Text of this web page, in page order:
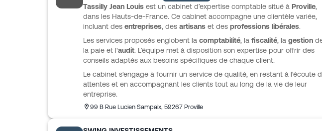
Tassilly Jean Louis est un cabinet d’expertise comptable situé à Proville,
dans les Hauts-de-France. Ce cabinet accompagne une clientèle variée,
incluant des entreprises, des artisans et des professions libérales.
Les services proposés englobent la comptabilité, la fiscalité, la gestion
la paie et l'audit. L’équipe met à disposition son expertise pour offrir des
conseils adaptés aux besoins spécifiques de chaque client.
Le cabinet s'engage à fournir un service de qualité, en restant à l'écoute
attentes et en accompagnant les clients tout au long de la vie de leur
entreprise.
99 B Rue Lucien Sampaix, 59267 Proville